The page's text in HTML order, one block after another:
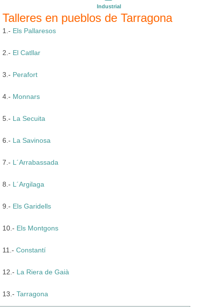
Industrial
Talleres en pueblos de Tarragona
1.- Els Pallaresos
2.- El Catllar
3.- Perafort
4.- Monnars
5.- La Secuita
6.- La Savinosa
7.- L´Arrabassada
8.- L´Argilaga
9.- Els Garidells
10.- Els Montgons
11.- Constantí
12.- La Riera de Gaià
13.- Tarragona